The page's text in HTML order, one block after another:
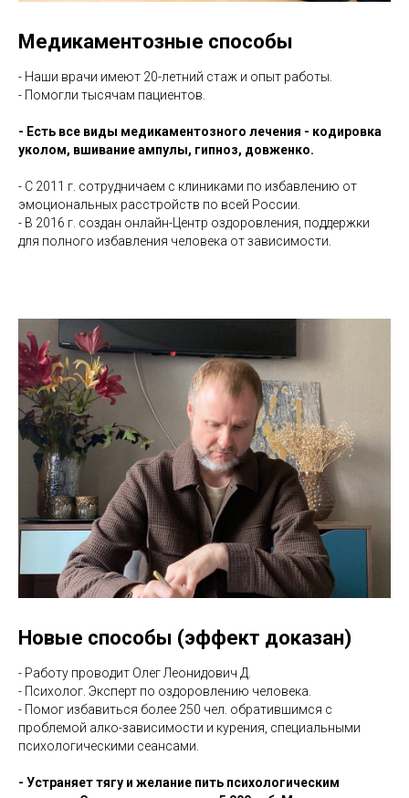
Медикаментозные способы
- Наши врачи имеют 20-летний стаж и опыт работы.
- Помогли тысячам пациентов.
- Есть все виды медикаментозного лечения - кодировка
уколом, вшивание ампулы, гипноз, довженко.
- С 2011 г. сотрудничаем с клиниками по избавлению от
эмоциональных расстройств по всей России.
- В 2016 г. создан онлайн-Центр оздоровления, поддержки
для полного избавления человека от зависимости.
Новые способы (эффект доказан)
- Работу проводит Олег Леонидович Д.
- Психолог. Эксперт по оздоровлению человека.
- Помог избавиться более 250 чел. обратившимся с
проблемой алко-зависимости и курения, специальными
психологическими сеансами.
- Устраняет тягу и желание пить психологическим